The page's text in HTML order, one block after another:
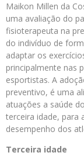
Maikon Millen da
uma avaliação do
fisioterapeuta na
do indivíduo de
adaptar os
principalmente nas
esportistas. A
preventivo, é uma
atuações a saúde
terceira idade, para
desempenho dos
Terceira idade